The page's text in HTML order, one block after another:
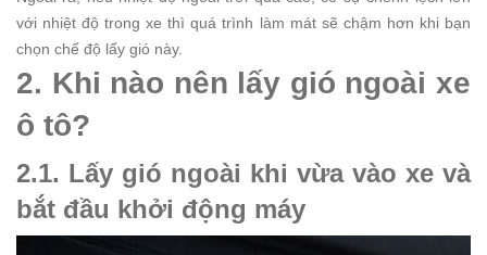
với nhiệt độ trong xe thì quá trình làm mát sẽ chậm hơn khi bạn
chọn chế độ lấy gió này.
2. Khi nào nên lấy gió ngoài xe
ô tô?
2.1. Lấy gió ngoài khi vừa vào xe và
bắt đầu khởi động máy